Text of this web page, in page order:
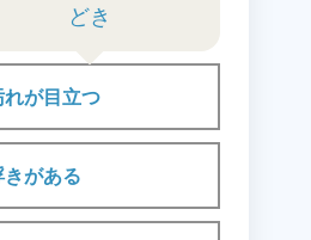
どき
が目立つ
がある